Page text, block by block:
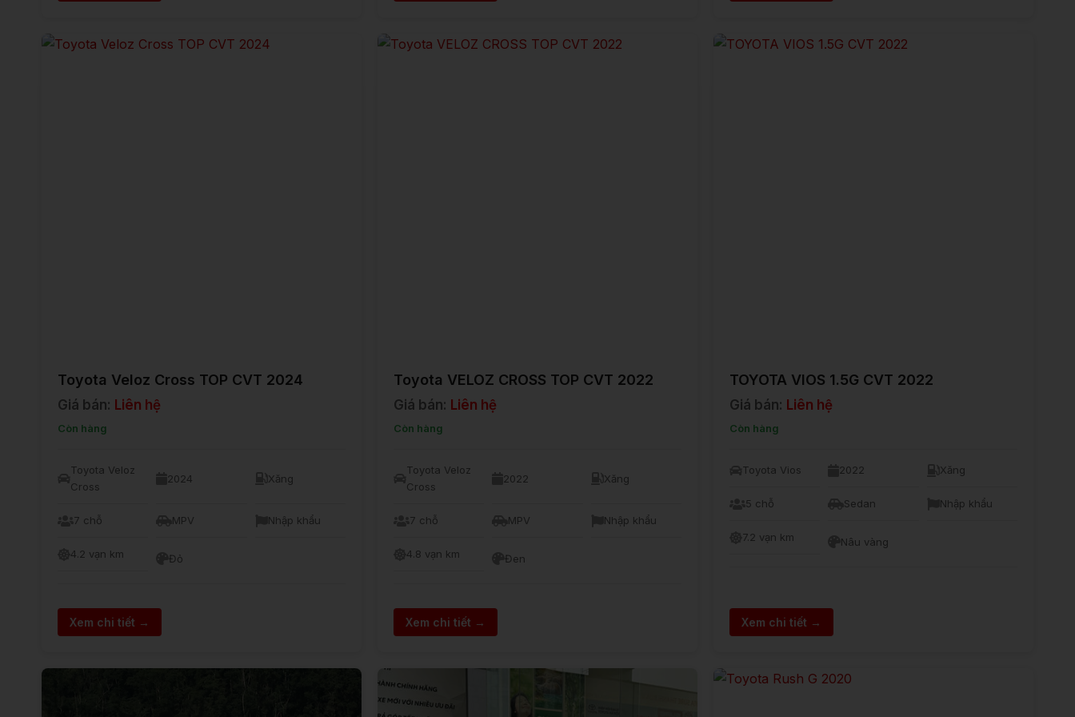
Toyota Veloz Cross TOP CVT 2024
Giá bán: Liên hệ
Còn hàng
Toyota Veloz
Cross
2024 Xăng
7 chỗ MPV Nhập khẩu
4.2 vạn km Đỏ
Xem chi tiết →
Toyota VELOZ CROSS TOP CVT 2022
Giá bán: Liên hệ
Còn hàng
Toyota Veloz
Cross
2022 Xăng
7 chỗ MPV Nhập khẩu
4.8 vạn km Đen
Xem chi tiết →
TOYOTA VIOS 1.5G CVT 2022
Giá bán: Liên hệ
Còn hàng
Toyota Vios 2022 Xăng
5 chỗ Sedan Nhập khẩu
7.2 vạn km Nâu vàng
Xem chi tiết →